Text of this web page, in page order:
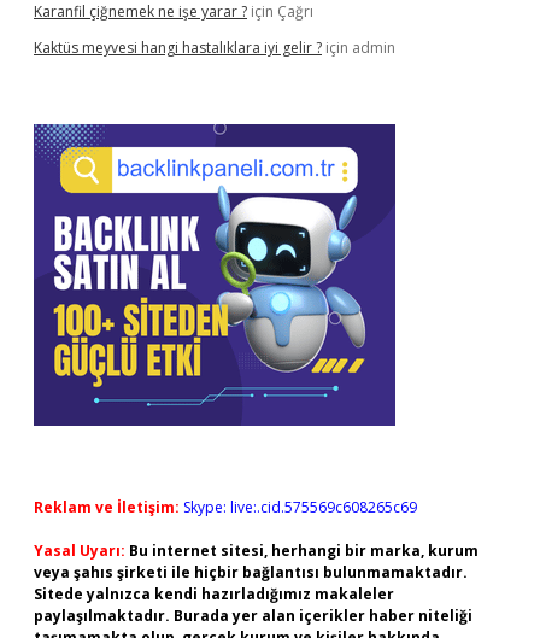
Karanfil çiğnemek ne işe yarar ? için Çağrı
Kaktüs meyvesi hangi hastalıklara iyi gelir ? için admin
Reklam ve İletişim: Skype: live:.cid.575569c608265c69
Yasal Uyarı: Bu internet sitesi, herhangi bir marka, kurum
veya şahıs şirketi ile hiçbir bağlantısı bulunmamaktadır.
Sitede yalnızca kendi hazırladığımız makaleler
paylaşılmaktadır. Burada yer alan içerikler haber niteliği